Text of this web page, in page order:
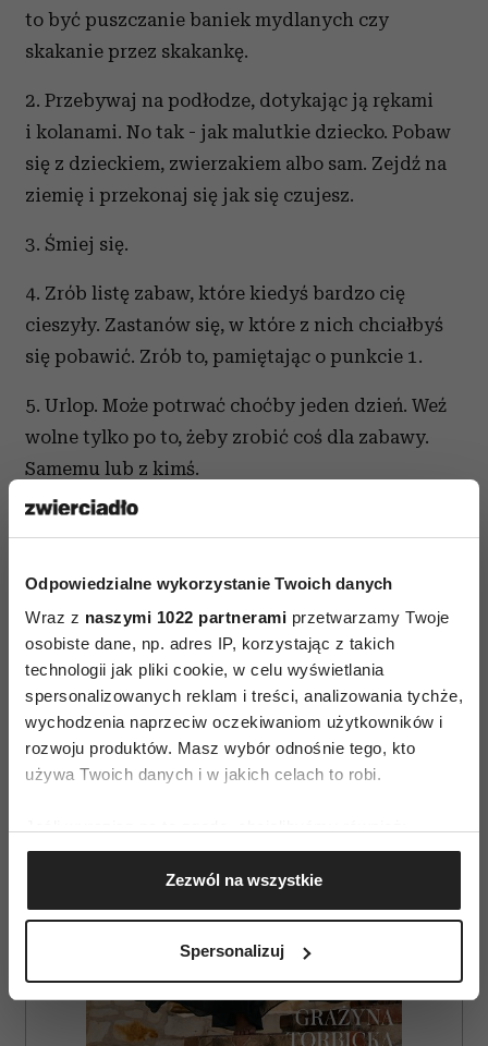
Odpowiedzialne wykorzystanie Twoich danych
Wraz z naszymi 1022 partnerami przetwarzamy Twoje
osobiste dane, np. adres IP, korzystając z takich
technologii jak pliki cookie, w celu wyświetlania
spersonalizowanych reklam i treści, analizowania tychże,
wychodzenia naprzeciw oczekiwaniom użytkowników i
rozwoju produktów. Masz wybór odnośnie tego, kto
używa Twoich danych i w jakich celach to robi.
Gromadzić dane dotyczące Twojej lokalizacji
geograficznej z dokładnością nawet do kilku metrów
Identyfikować Twoje urządzenie, aktywnie
(fingerprinting, czyli wirtualny odcisk palca)
dane są przetwarzane oraz ustaw własne preferencje w
Zezwól na wszystkie
Spersonalizuj
to być puszczanie baniek mydlanych czy
skakanie przez skakankę.
2. Przebywaj na podłodze, dotykając ją rękami
i kolanami. No tak - jak malutkie dziecko. Pobaw
się z dzieckiem, zwierzakiem albo sam. Zejdź na
ziemię i przekonaj się jak się czujesz.
3. Śmiej się.
4. Zrób listę zabaw, które kiedyś bardzo cię
cieszyły. Zastanów się, w które z nich chciałbyś
się pobawić. Zrób to, pamiętając o punkcie 1.
5. Urlop. Może potrwać choćby jeden dzień. Weź
wolne tylko po to, żeby zrobić coś dla zabawy.
Samemu lub z kimś.
AUTOPROMOCJA